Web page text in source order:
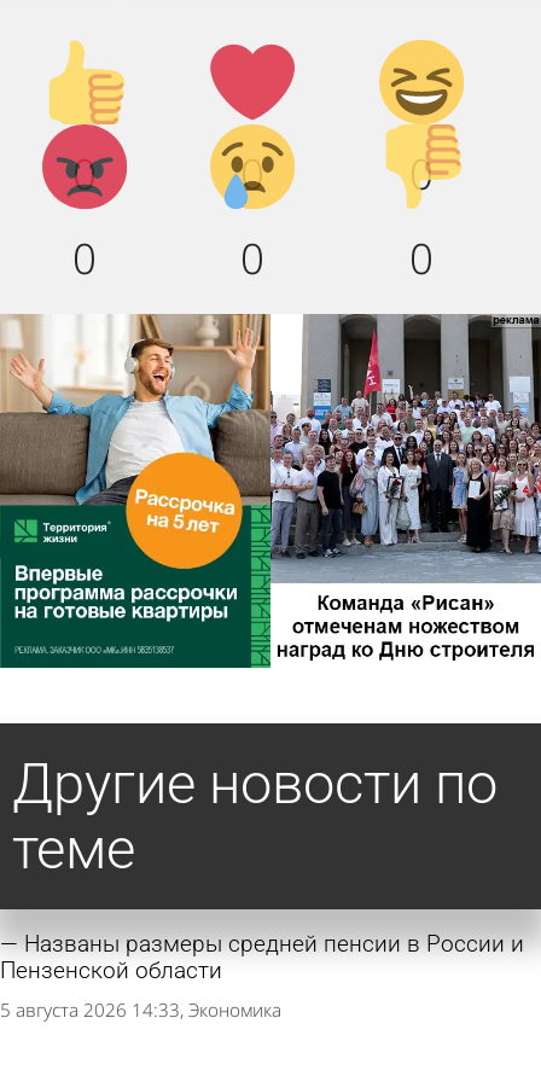
Палец
вверх!
0
Лайк!
0
Дикий
смех!
0
Агрессия!
0
Грусть :
(
0
Палец
вниз!
0
Другие новости по
теме
Названы размеры средней пенсии в России и
Пензенской области
5 августа 2026 14:33 Экономика